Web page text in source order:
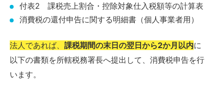
付表2 課税売上割合・控除対象仕入税額等の計算表
消費税の還付申告に関する明細書（個人事業者用）
法人であれば、 課税期間の末日の翌日から2か月以内に
以下の書類を所轄税務署長へ提出して、消費税申告を行
います。